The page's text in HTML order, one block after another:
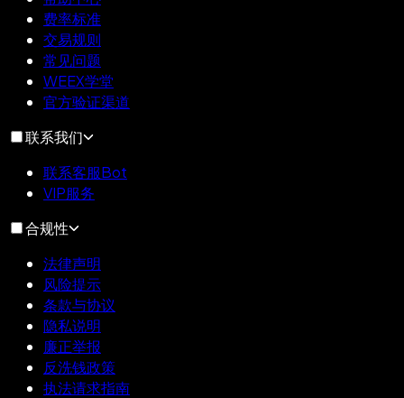
费率标准
交易规则
常见问题
WEEX学堂
官方验证渠道
联系我们
联系客服Bot
VIP服务
合规性
法律声明
风险提示
条款与协议
隐私说明
廉正举报
反洗钱政策
执法请求指南